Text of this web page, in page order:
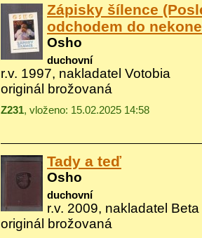
Zápisky šílence
odchodem do
Osho
duchovní
r.v. 1997, nakladatel Votobia
originál brožovaná
Z231, vloženo: 15.02.2025 14:58
Tady a teď
Osho
duchovní
r.v. 2009, nakladatel Beta
originál brožovaná